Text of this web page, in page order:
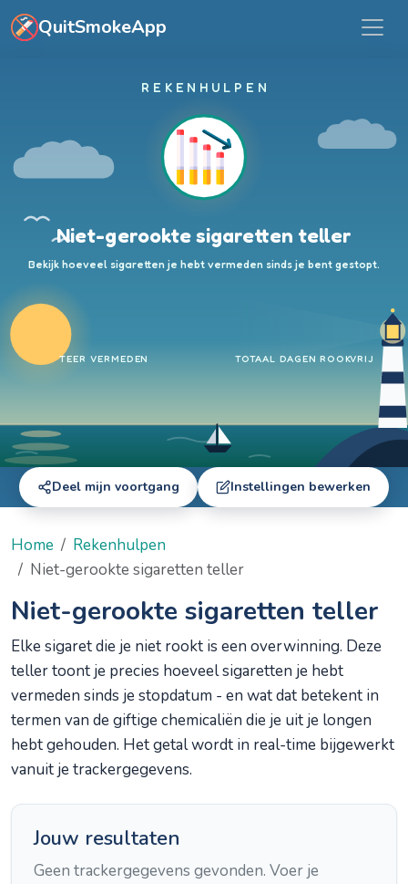
Ga naar hoofdinhoud
QuitSmokeApp
REKENHULPEN
Niet-gerookte sigaretten teller
Bekijk hoeveel sigaretten je hebt vermeden sinds je bent gestopt.
TEER VERMEDEN TOTAAL DAGEN ROOKVRIJ
Deel mijn voortgang Instellingen bewerken
Home
Rekenhulpen
Niet-gerookte sigaretten teller
Niet-gerookte sigaretten teller
Elke sigaret die je niet rookt is een overwinning. Deze
teller toont je precies hoeveel sigaretten je hebt
vermeden sinds je stopdatum - en wat dat betekent in
termen van de giftige chemicaliën die je uit je longen
hebt gehouden. Het getal wordt in real-time bijgewerkt
vanuit je trackergegevens.
Jouw resultaten
Geen trackergegevens gevonden. Voer je